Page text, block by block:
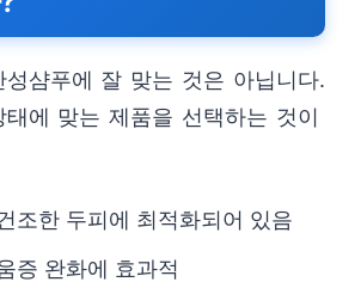
성샴푸에 잘 맞는 것은 아닙니다.
에 맞는 제품을 선택하는 것이
조한 두피에 최적화되어 있음
증 완화에 효과적